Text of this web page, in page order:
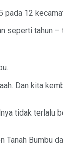
12
seperti tahun –
Dan kita
tidak terlalu
Tanah Bumbu